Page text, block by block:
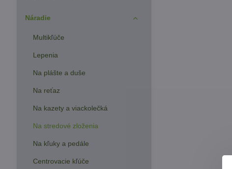
Náradie
Multikľúče
Lepenia
Na plášte a duše
Na reťaz
Na kazety a viackolečká
Na stredové zloženia
Na kľuky a pedále
Centrovacie kľúče